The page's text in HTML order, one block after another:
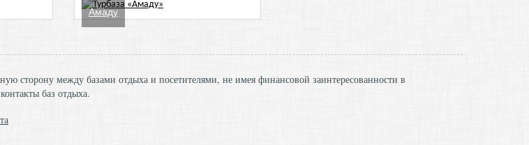
Амаду
сторону между базами отдыха и посетителями, не имея финансовой заинтересованности в
баз отдыха.